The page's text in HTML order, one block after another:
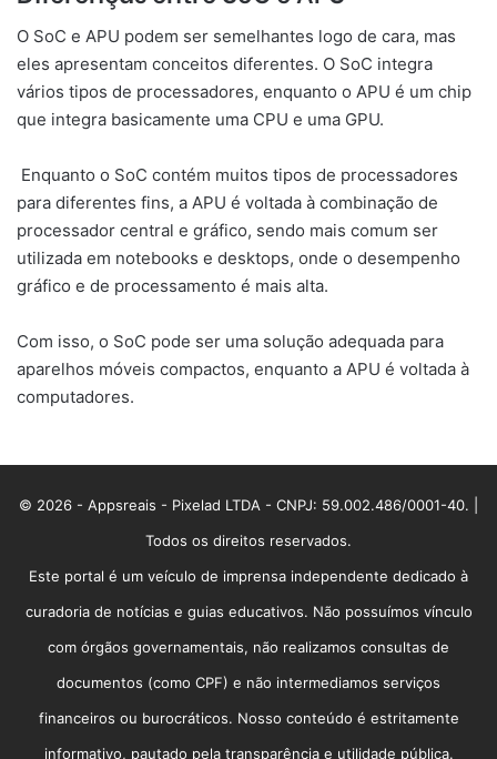
O SoC e APU podem ser semelhantes logo de cara, mas
eles apresentam conceitos diferentes. O SoC integra
vários tipos de processadores, enquanto o APU é um chip
que integra basicamente uma CPU e uma GPU.
Enquanto o SoC contém muitos tipos de processadores
para diferentes fins, a APU é voltada à combinação de
processador central e gráfico, sendo mais comum ser
utilizada em notebooks e desktops, onde o desempenho
gráfico e de processamento é mais alta.
Com isso, o SoC pode ser uma solução adequada para
aparelhos móveis compactos, enquanto a APU é voltada à
computadores.
© 2026 - Appsreais - Pixelad LTDA - CNPJ: 59.002.486/0001-40. |
Todos os direitos reservados.
Este portal é um veículo de imprensa independente dedicado à
curadoria de notícias e guias educativos. Não possuímos vínculo
com órgãos governamentais, não realizamos consultas de
documentos (como CPF) e não intermediamos serviços
financeiros ou burocráticos. Nosso conteúdo é estritamente
informativo, pautado pela transparência e utilidade pública.